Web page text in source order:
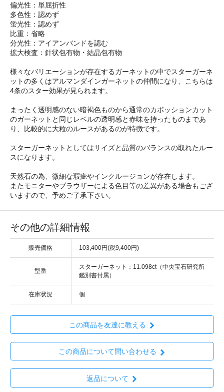
偏光性：単屈折性
多色性：認めず
蛍光性：認めず
比重：省略
分光性：アイアンバンドを認む
拡大検査：針状包有物・結晶包有物
様々なバリエーションが存在するガーネットの中でスターガーネ
ットの多くはアルマンダインガーネットの仲間になり、こちらは
4条のスター効果が見られます。
まったく透明感のない暗褐色ものから通常のカボッションカット
のガーネットと同じレベルの透明感と赤味を持ったものまであ
り、比較的に大粒のルースがあるのが特徴です。
スターガーネットとしてはサイズと品質のバランスの取れたルー
スになります。
天然石の為、微細な瑕疵やインクルージョンが存在します。
またモニターやブラウザーによる色目等の差異がある場合もござ
いますので、予めご了承下さい。
その他の詳細情報
販売価格 103,400円(税9,400円)
型番
スターガーネット：11.098ct（中央宝石研究所
鑑別書付属）
在庫状況 個
この商品を友達に教える
この商品について問い合わせる
返品について